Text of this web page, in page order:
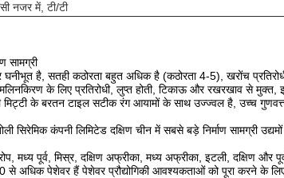
नजर में, टी/टी
सामग्री
घनीभूत है, सतही कठोरता बहुत अधिक है (कठोरता 4-5), खरोंच
के लिए प्रतिरोधी, लुप्त होती, टिकाऊ और रखरखाव से
मिट्टी के बरतन टाइल सटीक रंग आयामों के साथ उज्ज्वल है, उच्च
सिरेमिक कंपनी लिमिटेड दक्षिण चीन में सबसे बड़े निर्माण सामग्री
मध्य पूर्व, मिस्र, दक्षिण अफ्रीका, मध्य अफ्रीका, इटली, दक्षिण
10 से अधिक पेशेवर हैं पेशेवर प्रौद्योगिकी आवश्यकताओं को पूरा करने के